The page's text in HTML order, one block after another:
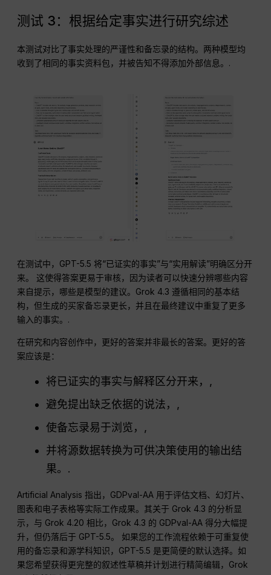
测试 3：根据给定事实进行研究综述
本测试对比了事实处理的严谨性和备忘录的结构。两种模型均
收到了相同的事实资料包，并被告知不得添加外部信息。.
在测试中，GPT-5.5 将“已证实的事实”与“实用解读”明确区分开
来。 这使得答案更易于审核，因为读者可以快速分辨哪些内容
来自提示，哪些是模型的建议。Grok 4.3 遵循相同的基本结
构，但生成的买家备忘录更长，并且在最终建议中重复了更多
输入的事实。.
在研究和内容创作中，更好的答案并非最长的答案。更好的答
案应该是：
将已证实的事实与解释区分开来，,
避免提出缺乏依据的说法，,
使备忘录易于浏览，,
并将源数据转换为可供决策使用的输出结
果。.
Artificial Analysis 指出，GDPval-AA 用于评估文档、幻灯片、
图表和电子表格等实际工作成果。其关于 Grok 4.3 的分析显
示，与 Grok 4.20 相比，Grok 4.3 的 GDPval-AA 得分大幅提
升，但仍落后于 GPT-5.5。 如果您的工作流程依赖于可重复使
用的备忘录和源学科知识，GPT-5.5 是更简便的默认选择。如
果您希望获得更完整的叙述性草稿并计划进行精简编辑，Grok